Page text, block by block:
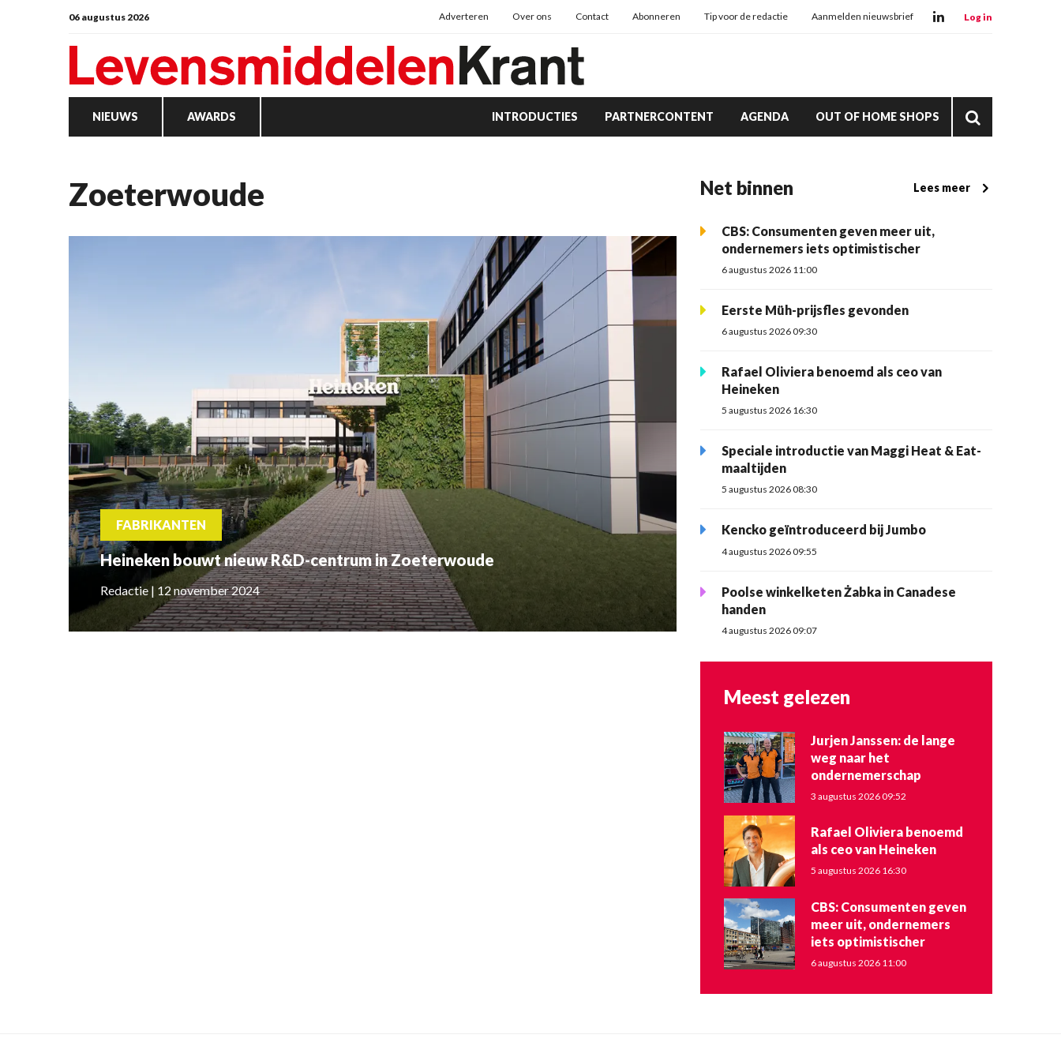
06 augustus 2026 Adverteren Over ons Contact Abonneren Tip voor de redactie Aanmelden nieuwsbrief Log in
NIEUWS AWARDS INTRODUCTIES PARTNERCONTENT AGENDA OUT OF HOME SHOPS
Zoeterwoude
FABRIKANTEN
Heineken bouwt nieuw R&D-centrum in Zoeterwoude
Redactie | 12 november 2024
Net binnen Lees meer
CBS: Consumenten geven meer uit,
ondernemers iets optimistischer
6 augustus 2026 11:00
Eerste Müh-prijsfles gevonden
6 augustus 2026 09:30
Rafael Oliviera benoemd als ceo van
Heineken
5 augustus 2026 16:30
Speciale introductie van Maggi Heat & Eat-
maaltijden
5 augustus 2026 08:30
Kencko geïntroduceerd bij Jumbo
4 augustus 2026 09:55
Poolse winkelketen Żabka in Canadese
handen
4 augustus 2026 09:07
Meest gelezen
Jurjen Janssen: de lange
weg naar het
ondernemerschap
3 augustus 2026 09:52
Rafael Oliviera benoemd
als ceo van Heineken
5 augustus 2026 16:30
CBS: Consumenten geven
meer uit, ondernemers
iets optimistischer
6 augustus 2026 11:00